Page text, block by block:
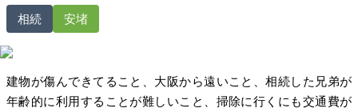
相続 安堵
建物が傷んできてること、大阪から遠いこと、相続した兄弟が
年齢的に利用することが難しいこと、掃除に行くにも交通費が